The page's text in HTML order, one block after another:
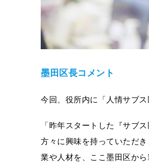
墨田区長コメント
今回、役所内に「人情サブ
「昨年スタートした『サブ
方々に興味を持っていただ
業や人材を、ここ墨田区か